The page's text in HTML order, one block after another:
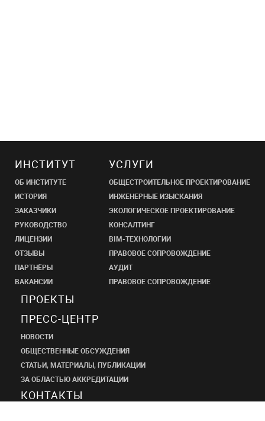
ИНСТИТУТ
ОБ ИНСТИТУТЕ
ИСТОРИЯ
ЗАКАЗЧИКИ
РУКОВОДСТВО
ЛИЦЕНЗИИ
ОТЗЫВЫ
ПАРТНЁРЫ
ВАКАНСИИ
УСЛУГИ
ОБЩЕСТРОИТЕЛЬНОЕ ПРОЕКТИРОВАНИЕ
ИНЖЕНЕРНЫЕ ИЗЫСКАНИЯ
ЭКОЛОГИЧЕСКОЕ ПРОЕКТИРОВАНИЕ
КОНСАЛТИНГ
BIM-ТЕХНОЛОГИИ
ПРАВОВОЕ СОПРОВОЖДЕНИЕ
АУДИТ
ПРАВОВОЕ СОПРОВОЖДЕНИЕ
ПРОЕКТЫ
ПРЕСС-ЦЕНТР
НОВОСТИ
ОБЩЕСТВЕННЫЕ ОБСУЖДЕНИЯ
СТАТЬИ, МАТЕРИАЛЫ, ПУБЛИКАЦИИ
ЗА ОБЛАСТЬЮ АККРЕДИТАЦИИ
КОНТАКТЫ